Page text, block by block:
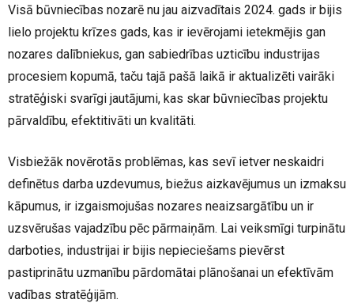
Visā būvniecības nozarē nu jau aizvadītais 2024. gads ir bijis
lielo projektu krīzes gads, kas ir ievērojami ietekmējis gan
nozares dalībniekus, gan sabiedrības uzticību industrijas
procesiem kopumā, taču tajā pašā laikā ir aktualizēti vairāki
stratēģiski svarīgi jautājumi, kas skar būvniecības projektu
pārvaldību, efektitivāti un kvalitāti.
Visbiežāk novērotās problēmas, kas sevī ietver neskaidri
definētus darba uzdevumus, biežus aizkavējumus un izmaksu
kāpumus, ir izgaismojušas nozares neaizsargātību un ir
uzsvērušas vajadzību pēc pārmaiņām. Lai veiksmīgi turpinātu
darboties, industrijai ir bijis nepieciešams pievērst
pastiprinātu uzmanību pārdomātai plānošanai un efektīvām
vadības stratēģijām.